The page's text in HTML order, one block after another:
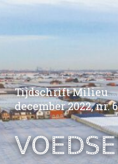
Tijdschrift Milieu
december 2022, nr. 6